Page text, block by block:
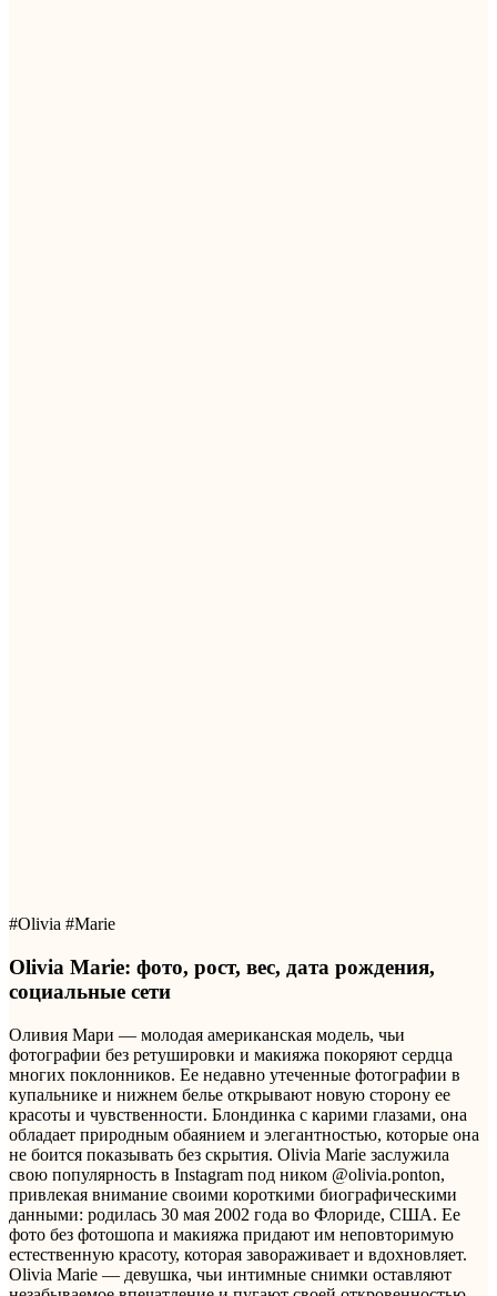
#Olivia #Marie
Olivia Marie: фото, рост, вес, дата рождения,
социальные сети
Оливия Мари — молодая американская модель, чьи
фотографии без ретушировки и макияжа покоряют сердца
многих поклонников. Ее недавно утеченные фотографии в
купальнике и нижнем белье открывают новую сторону ее
красоты и чувственности. Блондинка с карими глазами, она
обладает природным обаянием и элегантностью, которые она
не боится показывать без скрытия. Olivia Marie заслужила
свою популярность в Instagram под ником @olivia.ponton,
привлекая внимание своими короткими биографическими
данными: родилась 30 мая 2002 года во Флориде, США. Ее
фото без фотошопа и макияжа придают им неповторимую
естественную красоту, которая завораживает и вдохновляет.
Olivia Marie — девушка, чьи интимные снимки оставляют